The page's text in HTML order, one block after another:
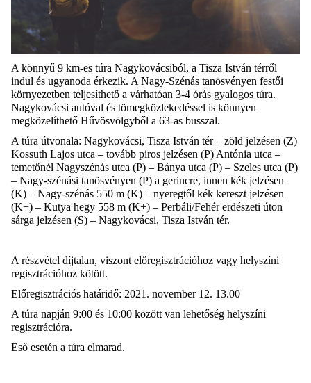
A könnyű 9 km-es túra Nagykovácsiból, a Tisza István térről
indul és ugyanoda érkezik. A Nagy-Szénás tanösvényen festői
környezetben teljesíthető a várhatóan 3-4 órás gyalogos túra.
Nagykovácsi autóval és tömegközlekedéssel is könnyen
megközelíthető Hűvösvölgyből a 63-as busszal.
A túra útvonala: Nagykovácsi, Tisza István tér – zöld jelzésen (Z)
Kossuth Lajos utca – tovább piros jelzésen (P) Antónia utca –
temetőnél Nagyszénás utca (P) – Bánya utca (P) – Szeles utca (P)
– Nagy-szénási tanösvényen (P) a gerincre, innen kék jelzésen
(K) – Nagy-szénás 550 m (K) – nyeregtől kék kereszt jelzésen
(K+) – Kutya hegy 558 m (K+) – Perbáli/Fehér erdészeti úton
sárga jelzésen (S) – Nagykovácsi, Tisza István tér.
A részvétel díjtalan, viszont előregisztrációhoz vagy helyszíni
regisztrációhoz kötött.
Előregisztrációs határidő: 2021. november 12. 13.00
A túra napján 9:00 és 10:00 között van lehetőség helyszíni
regisztrációra.
Eső esetén a túra elmarad.